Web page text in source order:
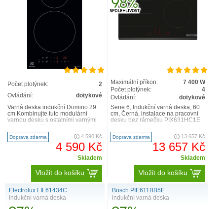
Počet plotýnek:
2
Ovládání:
dotykové
Varná deska indukční Domino 29
cm Kombinujte tuto modulární
varnou desku s ostatními varnými
si vlastní kombinaci..
Doprava zdarma 4 590 Kč
4 590 Kč
Skladem
Vložit do košíku
Maximální příkon:
7 400 W
Počet plotýnek:
4
Ovládání:
dotykové
Serie 6, Indukční varná deska, 60
cm, Černá, instalace na pracovní
desku bez rámečku PIX631HC1E
hrnce nebo pánve ..
Doprava zdarma 13 657 Kč
13 657 Kč
Skladem
Vložit do košíku
Electrolux LIL61434C
indukční varná deska
Bosch PIE611BB5E
indukční varná deska